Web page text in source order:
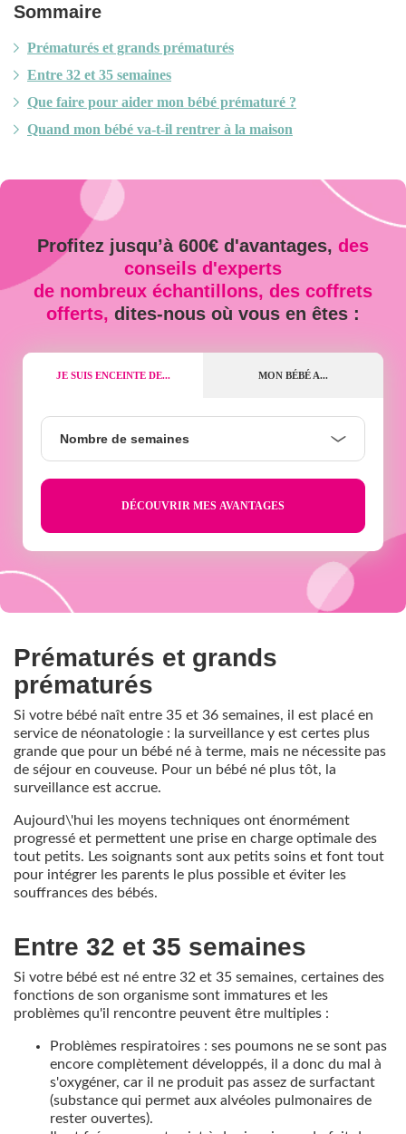
Sommaire
Prématurés et grands prématurés
Entre 32 et 35 semaines
Que faire pour aider mon bébé prématuré ?
Quand mon bébé va-t-il rentrer à la maison
Profitez jusqu’à 600€ d'avantages, des
conseils d'experts
de nombreux échantillons, des coffrets
offerts, dites-nous où vous en êtes :
JE SUIS ENCEINTE DE... MON BÉBÉ A...
semaines
Nombre de semaines
Prématurés et grands
prématurés
Si votre bébé naît entre 35 et 36 semaines, il est placé en
service de néonatologie : la surveillance y est certes plus
grande que pour un bébé né à terme, mais ne nécessite pas
de séjour en couveuse. Pour un bébé né plus tôt, la
surveillance est accrue.
Aujourd\'hui les moyens techniques ont énormément
progressé et permettent une prise en charge optimale des
tout petits. Les soignants sont aux petits soins et font tout
pour intégrer les parents le plus possible et éviter les
souffrances des bébés.
Entre 32 et 35 semaines
Si votre bébé est né entre 32 et 35 semaines, certaines des
fonctions de son organisme sont immatures et les
problèmes qu'il rencontre peuvent être multiples :
Problèmes respiratoires : ses poumons ne se sont pas
encore complètement développés, il a donc du mal à
s'oxygéner, car il ne produit pas assez de surfactant
(substance qui permet aux alvéoles pulmonaires de
rester ouvertes).